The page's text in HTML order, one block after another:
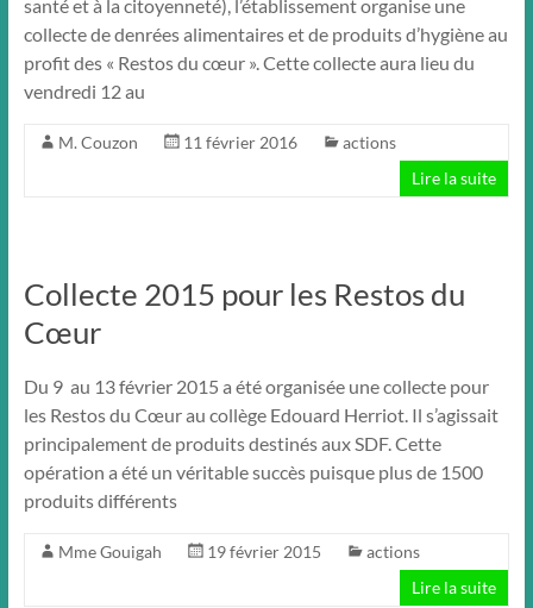
santé et à la citoyenneté), l’établissement organise une
collecte de denrées alimentaires et de produits d’hygiène au
profit des « Restos du cœur ». Cette collecte aura lieu du
vendredi 12 au
M. Couzon 11 février 2016
actions
Lire la suite
Collecte 2015 pour les Restos du
Cœur
Du 9 au 13 février 2015 a été organisée une collecte pour
les Restos du Cœur au collège Edouard Herriot. Il s’agissait
principalement de produits destinés aux SDF. Cette
opération a été un véritable succès puisque plus de 1500
produits différents
Mme Gouigah 19 février 2015
actions
Lire la suite